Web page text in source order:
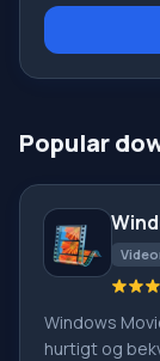
konvertere
knap. En
Popular
Windows
hurtigt og